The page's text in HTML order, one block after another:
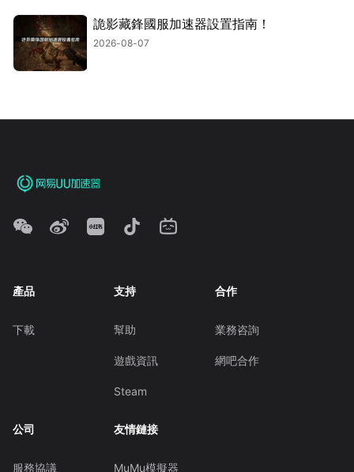
詭影藏鋒國服加速器設置指南！
2026-08-07
產品
下載
支持
幫助
遊戲資訊
Steam
合作
業務咨詢
網吧合作
公司
服務協議
友情鏈接
MuMu模擬器